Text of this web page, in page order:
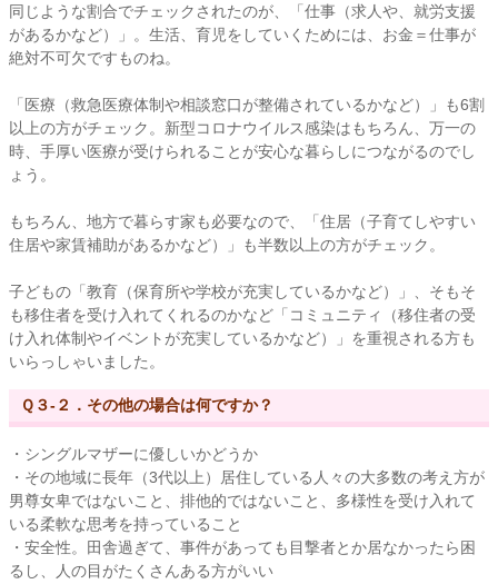
同じような割合でチェックされたのが、「仕事（求人や、就労支援
があるかなど）」。生活、育児をしていくためには、お金＝仕事が
絶対不可欠ですものね。
「医療（救急医療体制や相談窓口が整備されているかなど）」も6割
以上の方がチェック。新型コロナウイルス感染はもちろん、万一の
時、手厚い医療が受けられることが安心な暮らしにつながるのでし
ょう。
もちろん、地方で暮らす家も必要なので、「住居（子育てしやすい
住居や家賃補助があるかなど）」も半数以上の方がチェック。
子どもの「教育（保育所や学校が充実しているかなど）」、そもそ
も移住者を受け入れてくれるのかなど「コミュニティ（移住者の受
け入れ体制やイベントが充実しているかなど）」を重視される方も
いらっしゃいました。
Ｑ３-２．その他の場合は何ですか？
・シングルマザーに優しいかどうか
・その地域に長年（3代以上）居住している人々の大多数の考え方が
男尊女卑ではないこと、排他的ではないこと、多様性を受け入れて
いる柔軟な思考を持っていること
・安全性。田舎過ぎて、事件があっても目撃者とか居なかったら困
るし、人の目がたくさんある方がいい